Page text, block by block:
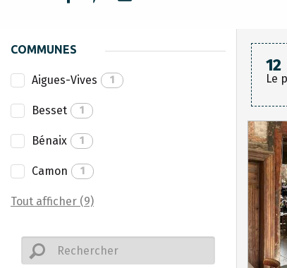
COMMUNES
Aigues-Vives 1
Besset 1
Bénaix 1
Camon 1
Tout afficher (9)
12
Le